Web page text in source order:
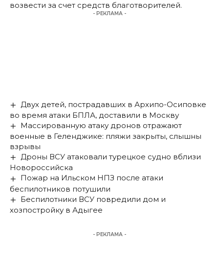
возвести за счет средств благотворителей.
- РЕКЛАМА -
Двух детей, пострадавших в Архипо-Осиповке
во время атаки БПЛА, доставили в Москву
Массированную атаку дронов отражают
военные в Геленджике: пляжи закрыты, слышны
взрывы
Дроны ВСУ атаковали турецкое судно вблизи
Новороссийска
Пожар на Ильском НПЗ после атаки
беспилотников потушили
Беспилотники ВСУ повредили дом и
хозпостройку в Адыгее
- РЕКЛАМА -